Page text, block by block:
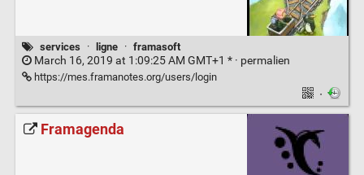
services · ligne · framasoft
March 16, 2019 at 1:09:25 AM GMT+1 * · permalien
https://mes.framanotes.org/users/login
·
Framagenda